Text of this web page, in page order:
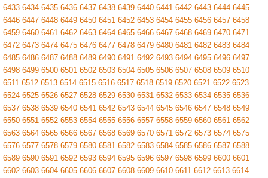
6433 6434 6435 6436 6437 6438 6439 6440 6441 6442 6443 6444 6445
6446 6447 6448 6449 6450 6451 6452 6453 6454 6455 6456 6457 6458
6459 6460 6461 6462 6463 6464 6465 6466 6467 6468 6469 6470 6471
6472 6473 6474 6475 6476 6477 6478 6479 6480 6481 6482 6483 6484
6485 6486 6487 6488 6489 6490 6491 6492 6493 6494 6495 6496 6497
6498 6499 6500 6501 6502 6503 6504 6505 6506 6507 6508 6509 6510
6511 6512 6513 6514 6515 6516 6517 6518 6519 6520 6521 6522 6523
6524 6525 6526 6527 6528 6529 6530 6531 6532 6533 6534 6535 6536
6537 6538 6539 6540 6541 6542 6543 6544 6545 6546 6547 6548 6549
6550 6551 6552 6553 6554 6555 6556 6557 6558 6559 6560 6561 6562
6563 6564 6565 6566 6567 6568 6569 6570 6571 6572 6573 6574 6575
6576 6577 6578 6579 6580 6581 6582 6583 6584 6585 6586 6587 6588
6589 6590 6591 6592 6593 6594 6595 6596 6597 6598 6599 6600 6601
6602 6603 6604 6605 6606 6607 6608 6609 6610 6611 6612 6613 6614